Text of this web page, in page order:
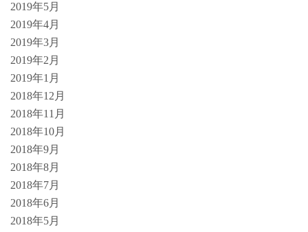
2019年5月
2019年4月
2019年3月
2019年2月
2019年1月
2018年12月
2018年11月
2018年10月
2018年9月
2018年8月
2018年7月
2018年6月
2018年5月